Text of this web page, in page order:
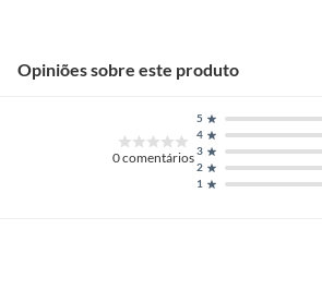
Opiniões sobre este produto
0comentários
1
2
3
4
5